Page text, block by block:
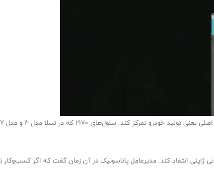
تا ماسک از این کمپانی ژاپنی انتقاد کند. مدیرعامل پاناسونیک در آن زمان گفت که اگر